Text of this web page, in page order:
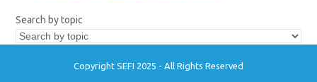
Search by topic
Copyright SEFI 2025 - All Rights Reserved